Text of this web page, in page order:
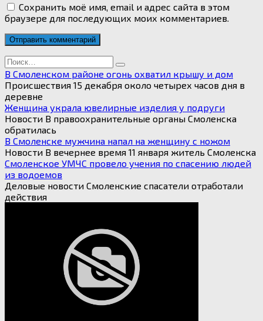
Сохранить моё имя, email и адрес сайта в этом
браузере для последующих моих комментариев.
Search
for:
В Смоленском районе огонь охватил крышу и дом
Происшествия 15 декабря около четырех часов дня в
деревне
Женщина украла ювелирные изделия у подруги
Новости В правоохранительные органы Смоленска
обратилась
В Смоленске мужчина напал на женщину с ножом
Новости В вечернее время 11 января житель Смоленска
Смоленское УМЧС провело учения по спасению людей
из водоемов
Деловые новости Смоленские спасатели отработали
действия